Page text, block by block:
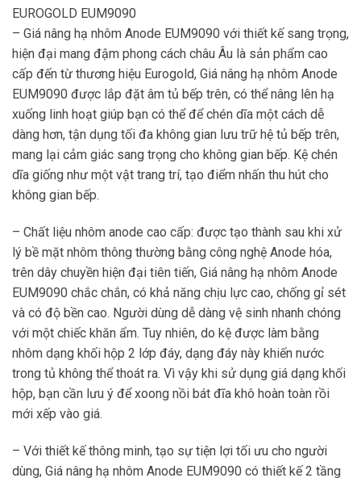
EUROGOLD EUM9090
– Giá nâng hạ nhôm Anode EUM9090 với thiết kế sang trọng,
hiện đại mang đậm phong cách châu Âu là sản phẩm cao
cấp đến từ thương hiệu Eurogold, Giá nâng hạ nhôm Anode
EUM9090 được lắp đặt âm tủ bếp trên, có thể nâng lên hạ
xuống linh hoạt giúp bạn có thể để chén dĩa một cách dễ
dàng hơn, tận dụng tối đa không gian lưu trữ hệ tủ bếp trên,
mang lại cảm giác sang trọng cho không gian bếp. Kệ chén
dĩa giống như một vật trang trí, tạo điểm nhấn thu hút cho
không gian bếp.
– Chất liệu nhôm anode cao cấp: được tạo thành sau khi xử
lý bề mặt nhôm thông thường bằng công nghệ Anode hóa,
trên dây chuyền hiện đại tiên tiến, Giá nâng hạ nhôm Anode
EUM9090 chắc chắn, có khả năng chịu lực cao, chống gỉ sét
và có độ bền cao. Người dùng dễ dàng vệ sinh nhanh chóng
với một chiếc khăn ẩm. Tuy nhiên, do kệ được làm bằng
nhôm dạng khối hộp 2 lớp đáy, dạng đáy này khiến nước
trong tủ không thể thoát ra. Vì vậy khi sử dụng giá dạng khối
hộp, bạn cần lưu ý để xoong nồi bát đĩa khô hoàn toàn rồi
mới xếp vào giá.
– Với thiết kế thông minh, tạo sự tiện lợi tối ưu cho người
dùng, Giá nâng hạ nhôm Anode EUM9090 có thiết kế 2 tầng